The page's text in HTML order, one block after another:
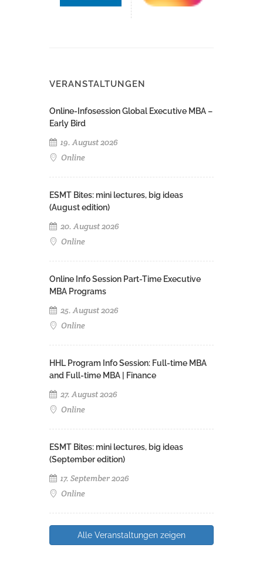
VERANSTALTUNGEN
Online-Infosession Global Executive MBA –
Early Bird
19. August 2026
Online
ESMT Bites: mini lectures, big ideas
(August edition)
20. August 2026
Online
Online Info Session Part-Time Executive
MBA Programs
25. August 2026
Online
HHL Program Info Session: Full-time MBA
and Full-time MBA | Finance
27. August 2026
Online
ESMT Bites: mini lectures, big ideas
(September edition)
17. September 2026
Online
Alle Veranstaltungen zeigen